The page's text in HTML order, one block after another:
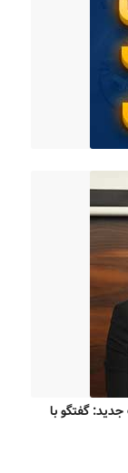
گفتگو با